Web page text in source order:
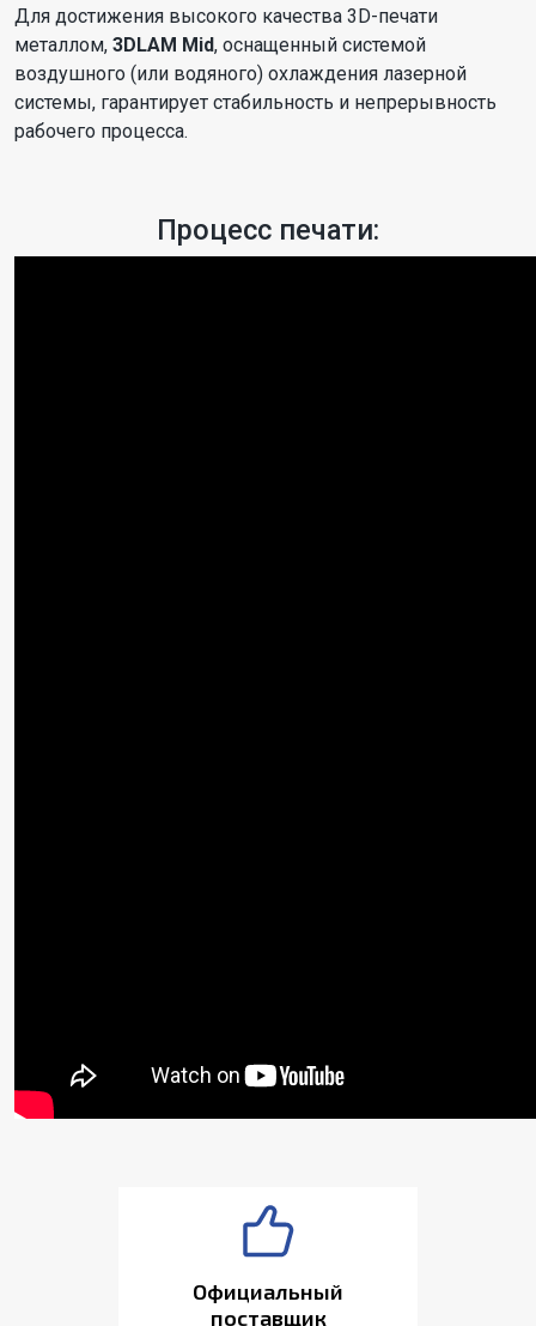
Для достижения высокого качества 3D-печати
металлом, 3DLAM Mid, оснащенный системой
воздушного (или водяного) охлаждения лазерной
системы, гарантирует стабильность и непрерывность
рабочего процесса.
Процесс печати:
Официальный
поставщик